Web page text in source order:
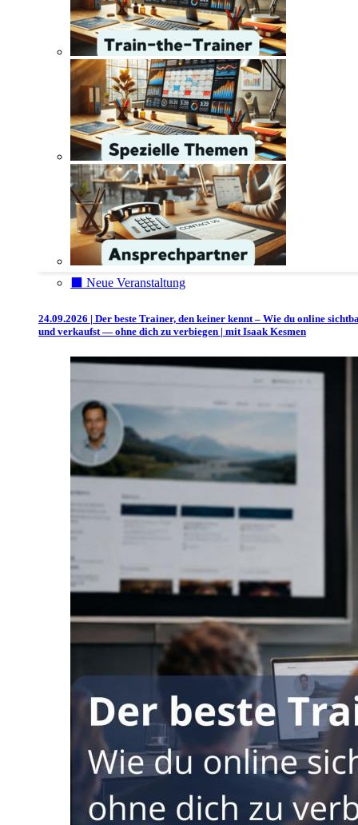
⬛️ Neue Veranstaltung
24.09.2026 | Der beste Trainer, den keiner kennt – Wie du online
und verkaufst — ohne dich zu verbiegen | mit Isaak Kesmen